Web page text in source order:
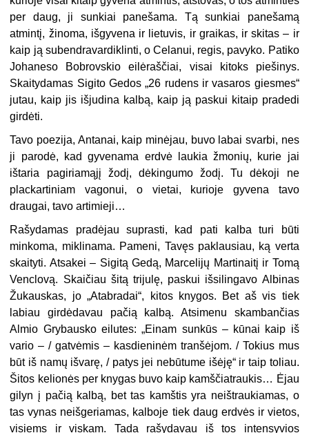
per daug, ji sunkiai panešama. Tą sunkiai panešamą
atmintį, žinoma, išgyvena ir lietuvis, ir graikas, ir skitas – ir
kaip ją subendravardiklinti, o Celanui, regis, pavyko. Patiko
Johaneso Bobrovskio eilėraščiai, visai kitoks piešinys.
Skaitydamas Sigito Gedos „26 rudens ir vasaros giesmes“
jutau, kaip jis išjudina kalbą, kaip ją paskui kitaip pradedi
girdėti.
Tavo poezija, Antanai, kaip minėjau, buvo labai svarbi, nes
ji parodė, kad gyvenama erdvė laukia žmonių, kurie jai
ištaria pagiriamąjį žodį, dėkingumo žodį. Tu dėkoji ne
plackartiniam vagonui, o vietai, kurioje gyvena tavo
draugai, tavo artimieji…
Rašydamas pradėjau suprasti, kad pati kalba turi būti
minkoma, miklinama. Pameni, Tavęs paklausiau, ką verta
skaityti. Atsakei – Sigitą Gedą, Marcelijų Martinaitį ir Tomą
Venclovą. Skaičiau šitą trijulę, paskui išsilingavo Albinas
Žukauskas, jo „Atabradai“, kitos knygos. Bet aš vis tiek
labiau girdėdavau pačią kalbą. Atsimenu skambančias
Almio Grybausko eilutes: „Einam sunkūs – kūnai kaip iš
vario – / gatvėmis – kasdieninėm tranšėjom. / Tokius mus
būt iš namų išvarę, / patys jei nebūtume išėję“ ir taip toliau.
Šitos kelionės per knygas buvo kaip kamščiatraukis… Ėjau
gilyn į pačią kalbą, bet tas kamštis yra neištraukiamas, o
tas vynas neišgeriamas, kalboje tiek daug erdvės ir vietos,
visiems ir viskam. Tada rašydavau iš tos intensyvios